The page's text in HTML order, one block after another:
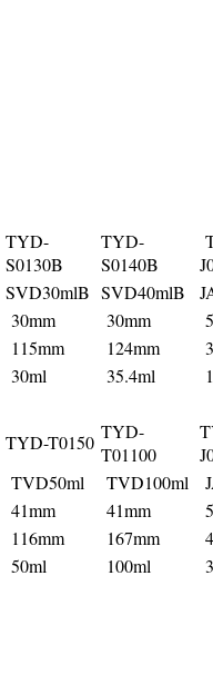
TYD-
S0130B
TYD-
S0140B
SVD30mlB SVD40mlB
30mm 30mm
115mm 124mm
30ml 35.4ml
TYD-T0150 TYD-
T01100
TVD50ml TVD100ml
41mm 41mm
116mm 167mm
50ml 100ml